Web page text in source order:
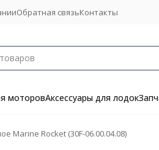
Обратная связьКонтакты
моторовАксессуары для лодок
Marine Rocket (30F-06.00.04.08)